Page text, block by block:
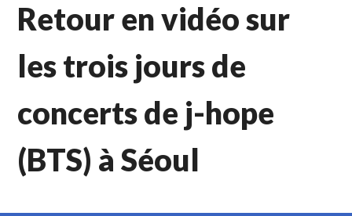
Retour en vidéo sur
les trois jours de
concerts de j-hope
(BTS) à Séoul